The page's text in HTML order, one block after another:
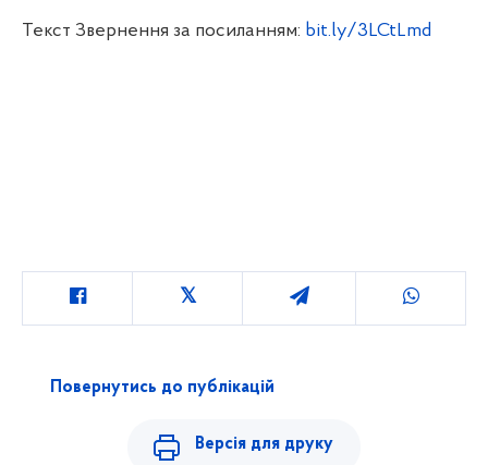
Текст Звернення за посиланням: bit.ly/3LCtLmd
Повернутись до публікацій
Версія для друку